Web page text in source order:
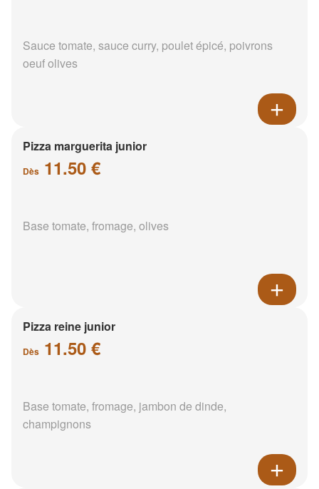
Sauce tomate, sauce curry, poulet épicé, poivrons
oeuf olives
Pizza marguerita junior
Dès 11.50 €
Base tomate, fromage, olives
Pizza reine junior
Dès 11.50 €
Base tomate, fromage, jambon de dinde,
champignons